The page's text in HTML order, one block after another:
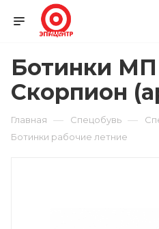
Ботинки
Скорпион
Главная — Спецобувь —
Ботинки рабочие летние